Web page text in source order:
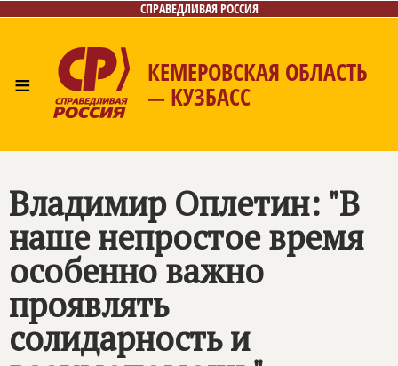
СПРАВЕДЛИВАЯ РОССИЯ
≡ КЕМЕРОВСКАЯ ОБЛАСТЬ
— КУЗБАСС
Фото/Видео Контакты
Владимир Оплетин: "В
наше непростое время
особенно важно
проявлять
солидарность и